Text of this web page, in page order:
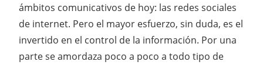
ámbitos comunicativos de hoy: las redes sociales
de internet. Pero el mayor esfuerzo, sin duda, es el
invertido en el control de la información. Por una
parte se amordaza poco a poco a todo tipo de